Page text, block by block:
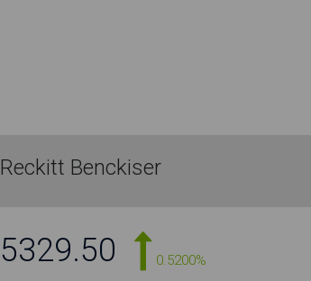
Reckitt Benckiser
5329.50 0.5200%